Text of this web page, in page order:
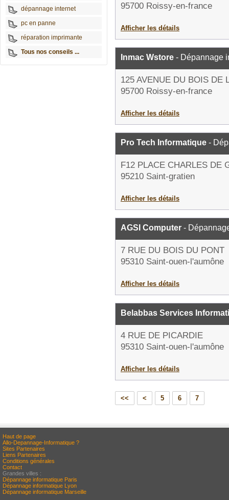
dépannage internet
pc en panne
réparation imprimante
Tous nos conseils ...
95700 Roissy-en-france
Afficher les détails
Inmac Wstore - Dépannage
125 AVENUE DU BOIS DE
95700 Roissy-en-france
Afficher les détails
Pro Tech Informatique -
F12 PLACE CHARLES DE
95210 Saint-gratien
Afficher les détails
AGSI Computer -
7 RUE DU BOIS DU PONT
95310 Saint-ouen-l'aumône
Afficher les détails
Belabbas Services
4 RUE DE PICARDIE
95310 Saint-ouen-l'aumône
Afficher les détails
<< < 5 6 7
Haut de page
Allo-Depannage-Informatique ?
Sites Partenaires
Liens Partenaires
Conditions générales
Contact
Grandes villes :
Dépannage informatique Paris
Dépannage informatique Lyon
Dépannage informatique Marseille